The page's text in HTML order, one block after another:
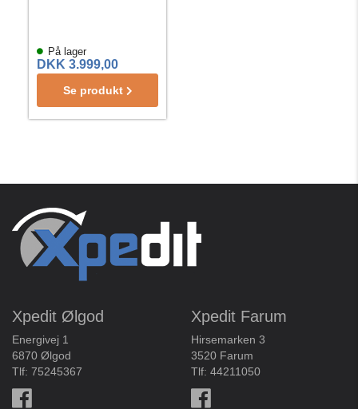
På lager
DKK 3.999,00
Se produkt
Xpedit Ølgod
Energivej 1
6870 Ølgod
Tlf: 75245367
Xpedit Farum
Hirsemarken 3
3520 Farum
Tlf: 44211050